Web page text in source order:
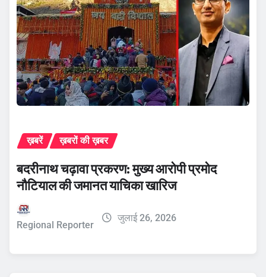
ख़बरें ख़बरों की ख़बर
बदरीनाथ चढ़ावा प्रकरण: मुख्य आरोपी प्रमोद
नौटियाल की जमानत याचिका खारिज
Regional Reporter
जुलाई 26, 2026